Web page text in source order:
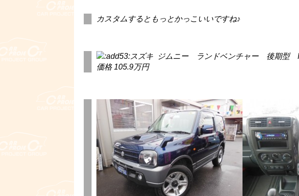
カスタムするともっとかっこいいですね♪
スズキ ジムニー ランドベンチャー 後期型
価格 105.9万円